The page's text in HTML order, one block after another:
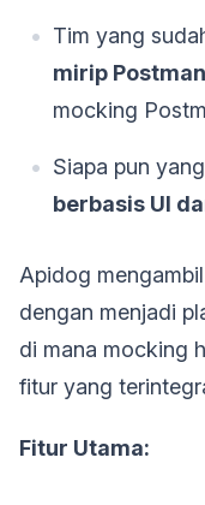
Tim yang
mirip Postman
mocking
Siapa pun
berbasis UI
Apidog
dengan menjadi
di mana mocking
fitur yang
Fitur Utama: